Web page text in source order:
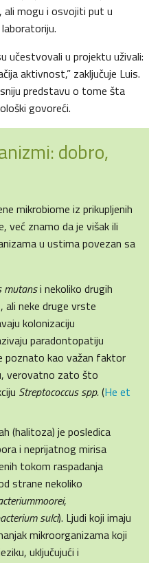
ali mogu i osvojiti put u
učestvovali u projektu uživali:
aktivnost,” zaključuje Luis.
predstavu o tome šta
govoreći.
dobro,
mikrobiome iz prikupljenih
već znamo da je višak ili
u ustima povezan sa
mutansi nekoliko drugih
ali neke druge vrste
kolonizaciju
paradontopatiju
poznato kao važan faktor
verovatno zato što
Streptococcus spp.(He et
(halitoza) je posledica
i neprijatnog mirisa
tokom raspadanja
strane nekoliko
,
sulci). Ljudi koji imaju
mikroorganizama koji
uključujući i